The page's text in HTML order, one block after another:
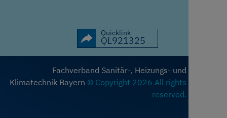
Quicklink
QL921325
Fachverband Sanitär-, Heizungs- und
Klimatechnik Bayern © Copyright 2026 All rights
reserved.